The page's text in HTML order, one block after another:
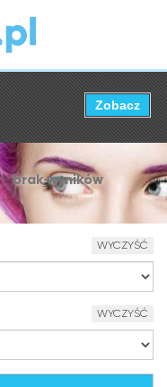
brak wyników
WYCZYŚĆ
WYCZYŚĆ
Zobacz